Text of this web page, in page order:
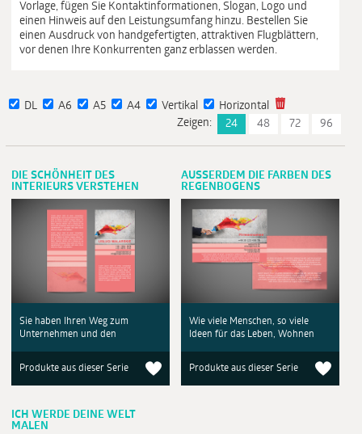
Vorlage, fügen Sie Kontaktinformationen, Slogan, Logo und
einen Hinweis auf den Leistungsumfang hinzu. Bestellen Sie
einen Ausdruck von handgefertigten, attraktiven Flugblättern,
vor denen Ihre Konkurrenten ganz erblassen werden.
DL A6 A5 A4 Vertikal
Horizontal
Zeigen:
24 48 72 96
DIE SCHÖNHEIT DES
INTERIEURS VERSTEHEN
Sie haben Ihren Weg zum
Unternehmen und den
Produkte aus dieser Serie
AUSSERDEM DIE FARBEN DES
REGENBOGENS
Wie viele Menschen, so viele
Ideen für das Leben, Wohnen
Produkte aus dieser Serie
ICH WERDE DEINE WELT
MALEN